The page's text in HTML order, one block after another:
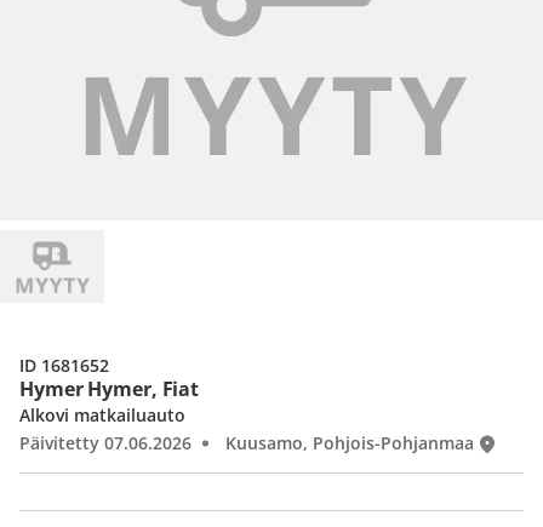
Hymer Hymer, Fiat
Alkovi matkailuauto
Päivitetty 07.06.2026
Kuusamo, Pohjois-Pohjanmaa
ID 1681652